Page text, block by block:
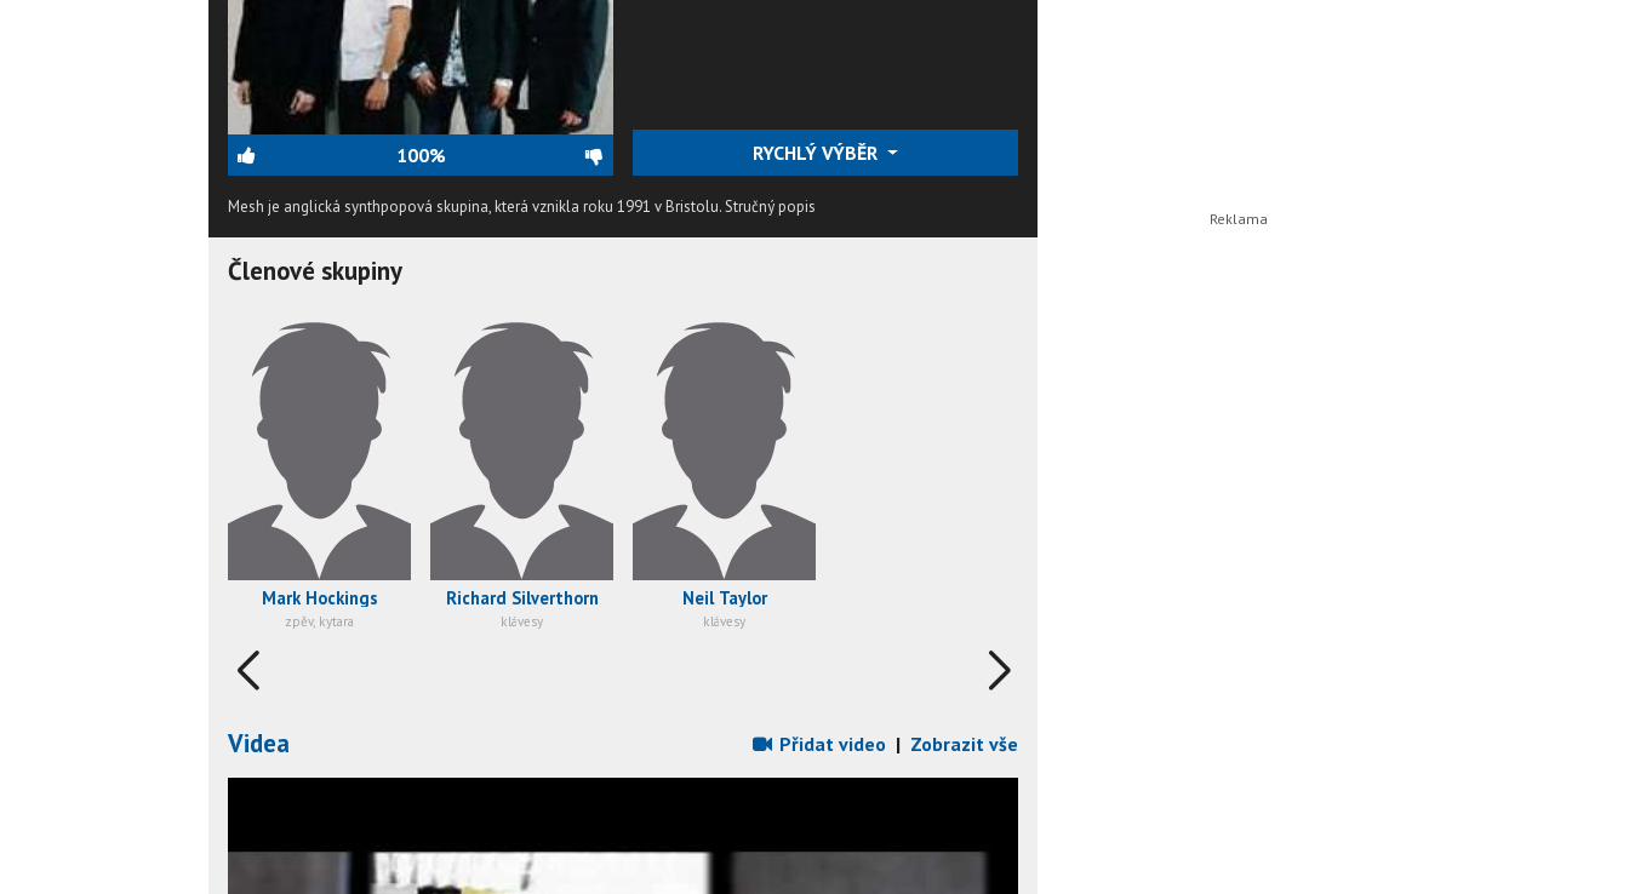
100% RYCHLÝ VÝBĚR
Mesh je anglická synthpopová skupina, která vznikla roku 1991 v Bristolu.Stručný popis
Členové skupiny
Mark Hockings
zpěv, kytara
Richard Silverthorn
klávesy
Neil Taylor
klávesy
Videa Přidat video | Zobrazit vše